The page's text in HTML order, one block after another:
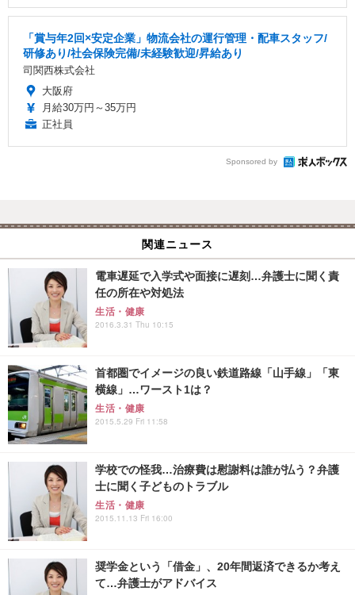
「賞与年2回×安定企業」物流会社の運行管理・配車スタッフ/
研修あり/社会保険完備/未経験歓迎/昇給あり
司関西株式会社
大阪府
月給30万円～35万円
正社員
Sponsored by
関連ニュース
電車遅延で入学式や面接に遅刻…弁護士に聞く責
任の所在や対処法
生活・健康
2016.3.31 Thu 10:15
首都圏でイメージの良い鉄道路線「山手線」「東
横線」…ワースト1は？
生活・健康
2015.5.29 Fri 11:58
学校での怪我…治療費は慰謝料は誰が払う？弁護
士に聞く子どものトラブル
生活・健康
2015.11.13 Fri 16:00
奨学金という「借金」、20年間返済できるか考え
て…弁護士がアドバイス